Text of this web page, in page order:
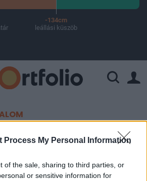
Process My Personal Information
of the sale, sharing to third parties, or
or sensitive information for
-134cm
leállási küszöb
tetőzik a Sulinet-láz